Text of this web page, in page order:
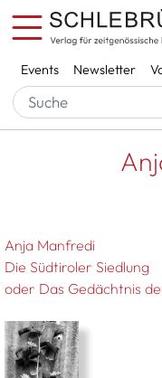
Direkt zum Inhalt
Services
Events Newsletter
Anja Manfredi
Die Südtiroler Siedlung
oder Das Gedächtnis